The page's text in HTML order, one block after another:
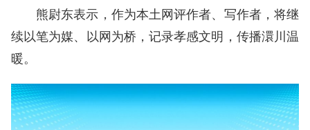
熊尉东表示，作为本土网评作者、写作者，将继
续以笔为媒、以网为桥，记录孝感文明，传播澴川温
暖。